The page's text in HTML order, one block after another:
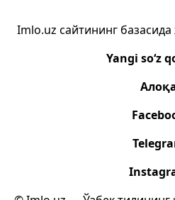
Imlo.uz сайтининг
Yangi so‘z